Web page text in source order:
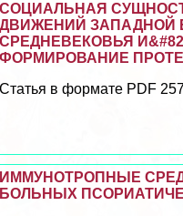
СОЦИАЛЬНАЯ
ДВИЖЕНИЙ ЗАПАДНОЙ
СРЕДНЕВЕКОВЬЯ
ФОРМИРОВАНИЕ
Статья в формате PDF
ИММУНОТРОПНЫЕ
БОЛЬНЫХ